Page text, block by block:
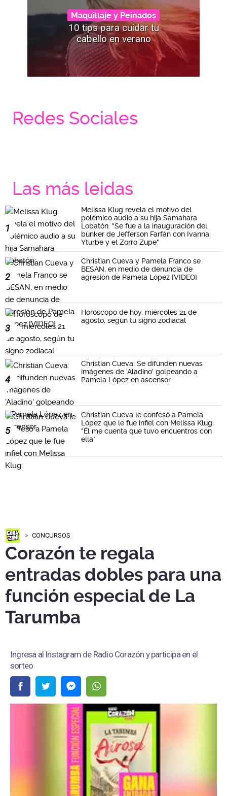
Maquillaje y Peinados
10 tips para cuidar tu
cabello en verano
Redes Sociales
Las más leidas
1
Melissa Klug revela el motivo del
polémico audio a su hija Samahara
Lobatón: "Se fue a la inauguración del
búnker de Jefferson Farfán con Ivanna
Yturbe y el Zorro Zupe"
2
Christian Cueva y Pamela Franco se
BESAN, en medio de denuncia de
agresión de Pamela López [VIDEO]
3
Horóscopo de hoy, miércoles 21 de
agosto, según tu signo zodiacal
4
Christian Cueva: Se difunden nuevas
imágenes de 'Aladino' golpeando a
Pamela López en ascensor
5
Christian Cueva le confesó a Pamela
López que le fue infiel con Melissa Klug:
"Él me cuenta que tuvo encuentros con
ella"
CONCURSOS
Corazón te regala
entradas dobles para una
función especial de La
Tarumba
Ingresa al Instagram de Radio Corazón y participa en el
sorteo